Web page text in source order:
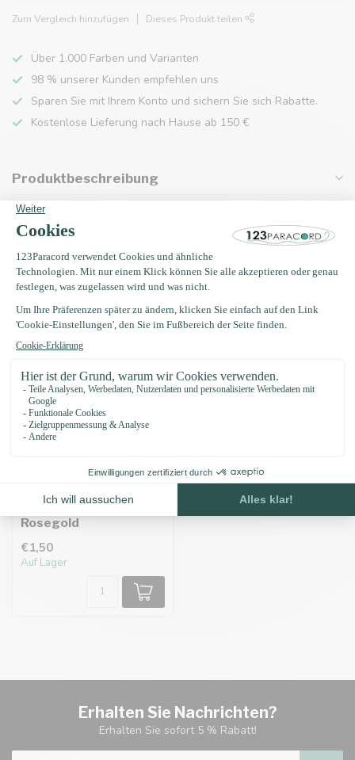
Zum Vergleich hinzufügen Dieses Produkt teilen
Über 1.000 Farben und Varianten
98 % unserer Kunden empfehlen uns
Sparen Sie mit Ihrem Konto und sichern Sie sich Rabatte.
Kostenlose Lieferung nach Hause ab 150 €
Produktbeschreibung
Eigenschaften
Zuletzt angesehen
Rosegold
€1,50
Auf Lager
Erhalten Sie Nachrichten?
Erhalten Sie sofort 5 % Rabatt!